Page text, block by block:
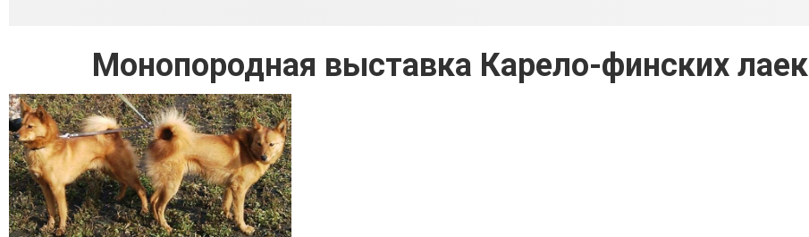
Монопородная выставка Карело-финских лаек